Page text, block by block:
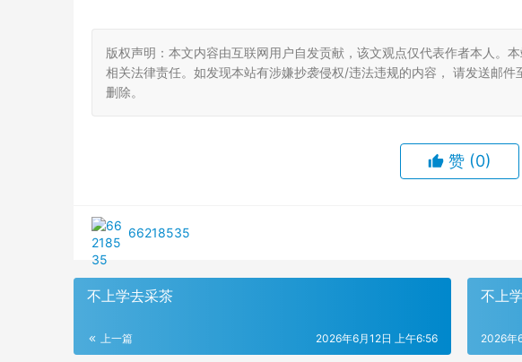
版权声明：本文内容由互联网用户自发贡献，该文观点仅代表作者本人。
相关法律责任。如发现本站有涉嫌抄袭侵权/违法违规的内容， 请发送邮
删除。
赞 (0)
66218535
不上学去采茶
上一篇 2026年6月12日 上午6:56
不上
2026年